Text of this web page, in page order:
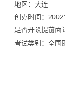
地区：大连
创办时间：2002
是否开设提前面
考试类别：全国